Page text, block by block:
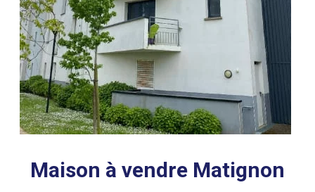
Maison à vendre Matignon